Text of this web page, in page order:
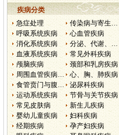
疾病分类
急症处理
传染病与寄生虫病
呼吸系统疾病
心血管疾病
消化系统疾病
分泌、代谢、营养和肾脏疾病
血液系统疾病
常见外科疾病
颅脑疾病
颈部和乳房疾病
周围血管疾病和淋巴管疾病
心、胸、肺疾病
食管贲门与腹部疾病
泌尿科疾病
运动系统疾病
节骨与关节疾病
常见皮肤病
新生儿疾病
婴幼儿童疾病
妇科疾病
经期疾病
孕产妇疾病